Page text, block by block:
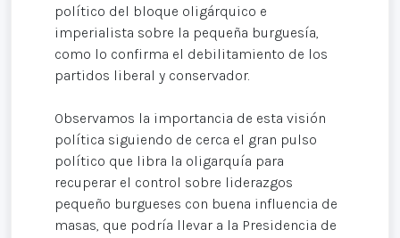
político del bloque oligárquico e
imperialista sobre la pequeña burguesía,
como lo confirma el debilitamiento de los
partidos liberal y conservador.
Observamos la importancia de esta visión
política siguiendo de cerca el gran pulso
político que libra la oligarquía para
recuperar el control sobre liderazgos
pequeño burgueses con buena influencia de
masas, que podría llevar a la Presidencia de